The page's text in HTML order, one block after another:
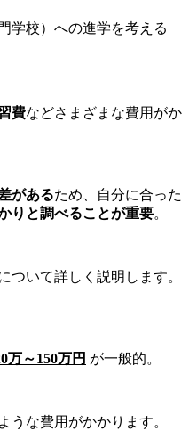
学校）への進学を考える
費などさまざまな費用がか
があるため、自分に合った
りと調べることが重要。
ついて詳しく説明します。
万～150万円 が一般的。
うな費用がかかります。